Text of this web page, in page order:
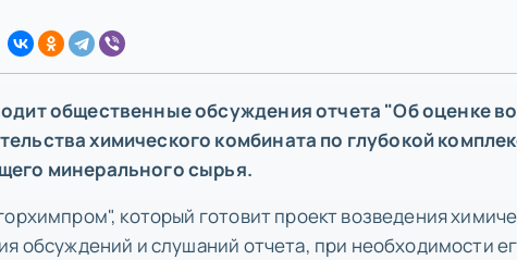
общественные обсуждения отчета "Об оценке
химического комбината по глубокой
минерального сырья.
который готовит проект возведения
обсуждений и слушаний отчета, при необходимости